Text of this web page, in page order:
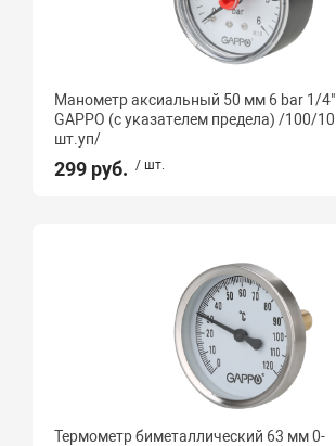
Манометр аксиальный 50 мм 6 bar 1/4"
GAPPO (с указателем предела) /100/10
шт.уп/
299 руб. / шт.
Термометр биметаллический 63 мм 0-